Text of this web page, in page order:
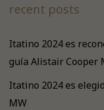
recent posts
Itatino 2024 es
guía Alistair Cooper
Itatino 2024 es
MW